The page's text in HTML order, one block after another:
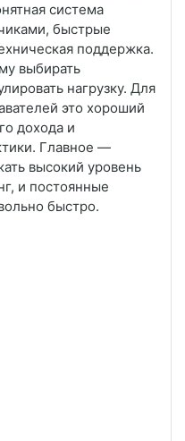
система
быстрые
поддержка.
выбирать
нагрузку. Для
это хороший
дохода и
Главное —
высокий уровень
и постоянные
быстро.